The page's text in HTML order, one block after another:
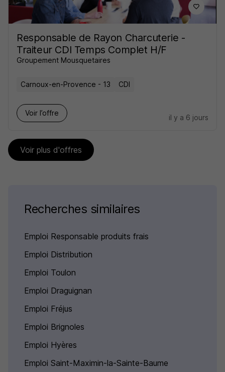
Responsable de Rayon Charcuterie -
Traiteur CDI Temps Complet H/F
Groupement Mousquetaires
Carnoux-en-Provence - 13 CDI
Voir l’offre
il y a 6 jours
Voir plus d'offres
Recherches similaires
Emploi Responsable produits frais
Emploi Distribution
Emploi Toulon
Emploi Draguignan
Emploi Fréjus
Emploi Brignoles
Emploi Hyères
Emploi Saint-Maximin-la-Sainte-Baume